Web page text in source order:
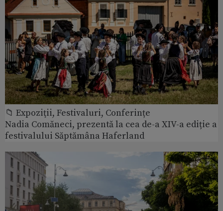
📁 Expoziţii, Festivaluri, Conferințe
Nadia Comăneci, prezentă la cea de-a XIV-a ediție a
festivalului Săptămâna Haferland